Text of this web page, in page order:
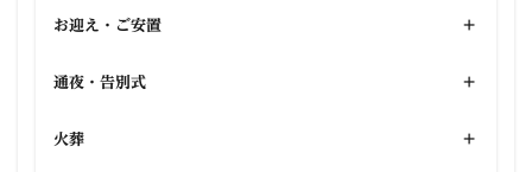
お迎え・ご安置 +
通夜・告別式 +
火葬 +